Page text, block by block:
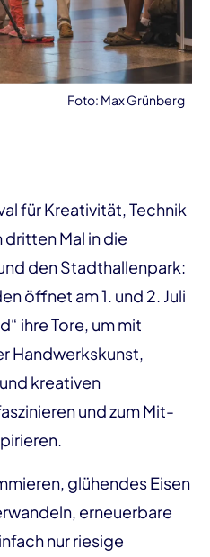
Foto: Max Grünberg
für Kreativität, Technik
Mal in die
den Stadthallenpark:
öffnet am 1. und 2. Juli
ihre Tore, um mit
Handwerkskunst,
kreativen
und zum Mit-
glühendes Eisen
erneuerbare
nur riesige